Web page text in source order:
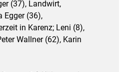
(37), Landwirt,
Egger (36),
in Karenz; Leni (8),
Wallner (62), Karin